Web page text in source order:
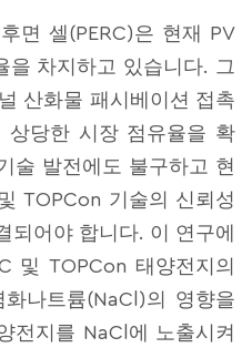
면 셀(PERC)은 현재 PV
을 차지하고 있습니다. 그
산화물 패시베이션 접촉
상당한 시장 점유율을 확
술 발전에도 불구하고 현
TOPCon 기술의 신뢰성
되어야 합니다. 이 연구에
및 TOPCon 태양전지의
나트륨(NaCl)의 영향을
전지를 NaCl에 노출시켜